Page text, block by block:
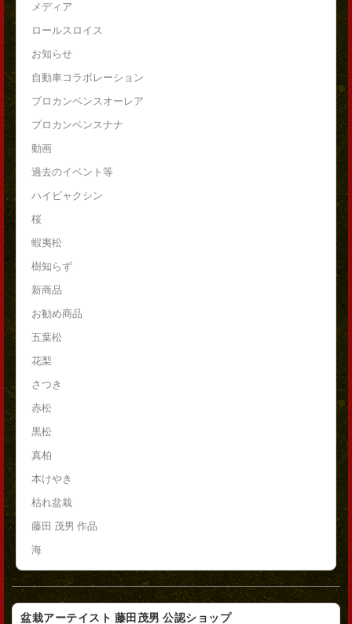
メディア
ロールスロイス
お知らせ
自動車コラボレーション
プロカンベンスオーレア
プロカンベンスナナ
動画
過去のイベント等
ハイビャクシン
桜
蝦夷松
樹知らず
新商品
お勧め商品
五葉松
花梨
さつき
赤松
黒松
真柏
本けやき
枯れ盆栽
藤田 茂男 作品
海
盆栽アーテイスト 藤田茂男 公認ショップ